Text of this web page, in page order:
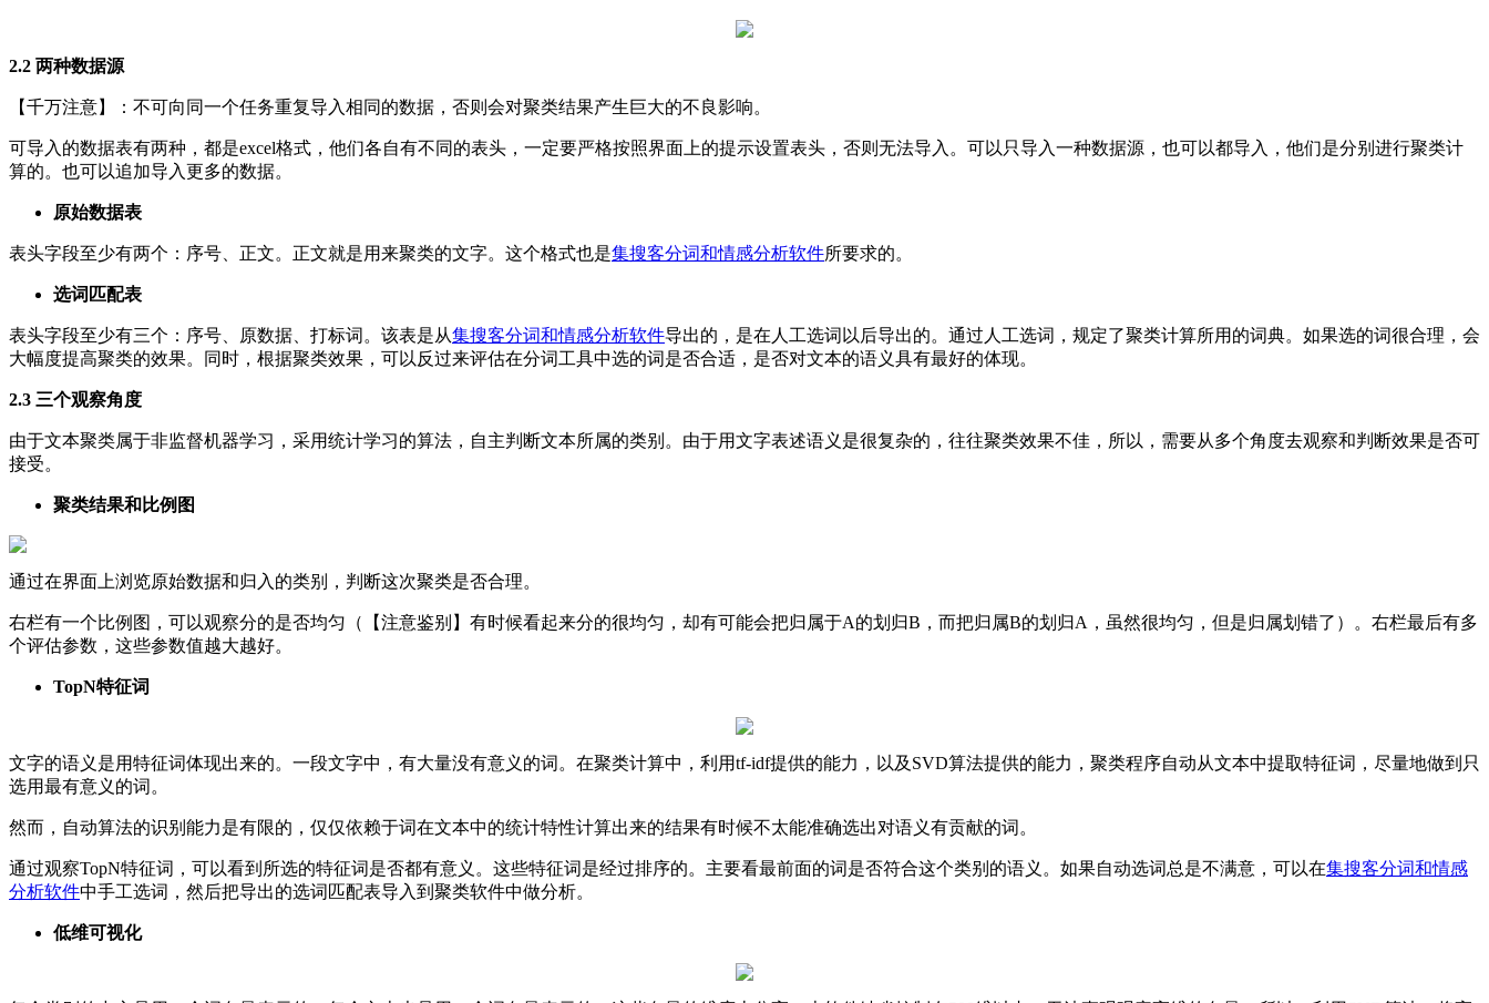
2.2 两种数据源
【千万注意】：不可向同一个任务重复导入相同的数据，否则会对聚类结果产生巨大的不良影响。
可导入的数据表有两种，都是excel格式，他们各自有不同的表头，一定要严格按照界面上的提示设置表头，否则无法导入。可以只导入一种数据源，也可以都导入，他们是分别进行聚类计
算的。也可以追加导入更多的数据。
原始数据表
表头字段至少有两个：序号、正文。正文就是用来聚类的文字。这个格式也是集搜客分词和情感分析软件所要求的。
选词匹配表
表头字段至少有三个：序号、原数据、打标词。该表是从集搜客分词和情感分析软件导出的，是在人工选词以后导出的。通过人工选词，规定了聚类计算所用的词典。如果选的词很合理，会
大幅度提高聚类的效果。同时，根据聚类效果，可以反过来评估在分词工具中选的词是否合适，是否对文本的语义具有最好的体现。
2.3 三个观察角度
由于文本聚类属于非监督机器学习，采用统计学习的算法，自主判断文本所属的类别。由于用文字表述语义是很复杂的，往往聚类效果不佳，所以，需要从多个角度去观察和判断效果是否可
接受。
聚类结果和比例图
通过在界面上浏览原始数据和归入的类别，判断这次聚类是否合理。
右栏有一个比例图，可以观察分的是否均匀（【注意鉴别】有时候看起来分的很均匀，却有可能会把归属于A的划归B，而把归属B的划归A，虽然很均匀，但是归属划错了）。右栏最后有多
个评估参数，这些参数值越大越好。
TopN特征词
文字的语义是用特征词体现出来的。一段文字中，有大量没有意义的词。在聚类计算中，利用tf-idf提供的能力，以及SVD算法提供的能力，聚类程序自动从文本中提取特征词，尽量地做到只
选用最有意义的词。
然而，自动算法的识别能力是有限的，仅仅依赖于词在文本中的统计特性计算出来的结果有时候不太能准确选出对语义有贡献的词。
通过观察TopN特征词，可以看到所选的特征词是否都有意义。这些特征词是经过排序的。主要看最前面的词是否符合这个类别的语义。如果自动选词总是不满意，可以在集搜客分词和情感
分析软件中手工选词，然后把导出的选词匹配表导入到聚类软件中做分析。
低维可视化